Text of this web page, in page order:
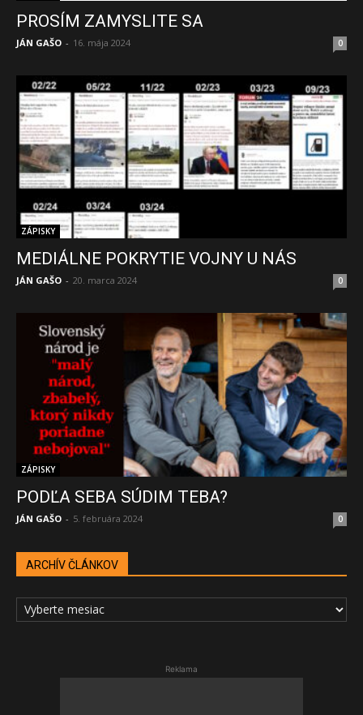
PROSÍM ZAMYSLITE SA
JÁN GAŠO - 16. mája 2024 0
ZÁPISKY
MEDIÁLNE POKRYTIE VOJNY U NÁS
JÁN GAŠO - 20. marca 2024 0
ZÁPISKY
PODĽA SEBA SÚDIM TEBA?
JÁN GAŠO - 5. februára 2024 0
ARCHÍV ČLÁNKOV
ARCHÍV
ČLÁNKOV
Reklama